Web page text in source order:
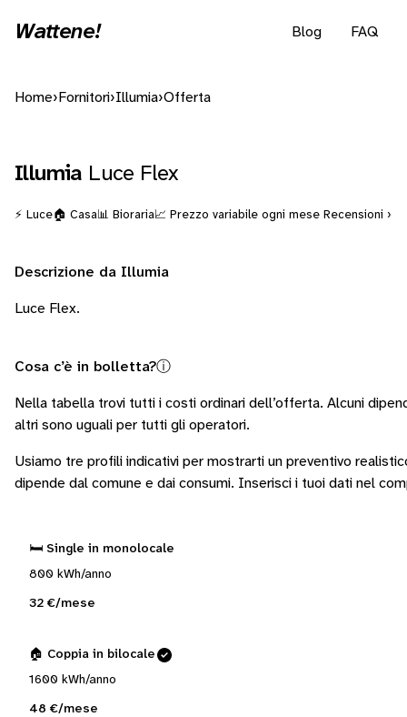
Wattene! Blog FAQ
Home› Fornitori›Illumia›Offerta
Illumia Luce Flex
⚡ Luce🏠 Casa📊 Bioraria📈 Prezzo variabile ogni mese Recensioni ›
Descrizione da Illumia
Luce Flex.
Cosa c’è in bolletta?ⓘ
Nella tabella trovi tutti i costi ordinari dell’offerta. Alcuni
altri sono uguali per tutti gli operatori.
Usiamo tre profili indicativi per mostrarti un preventivo
dipende dal comune e dai consumi. Inserisci i tuoi dati nel
🛏️ Single in monolocale
800 kWh/anno
32 €/mese
🏠 Coppia in bilocale
1600 kWh/anno
48 €/mese